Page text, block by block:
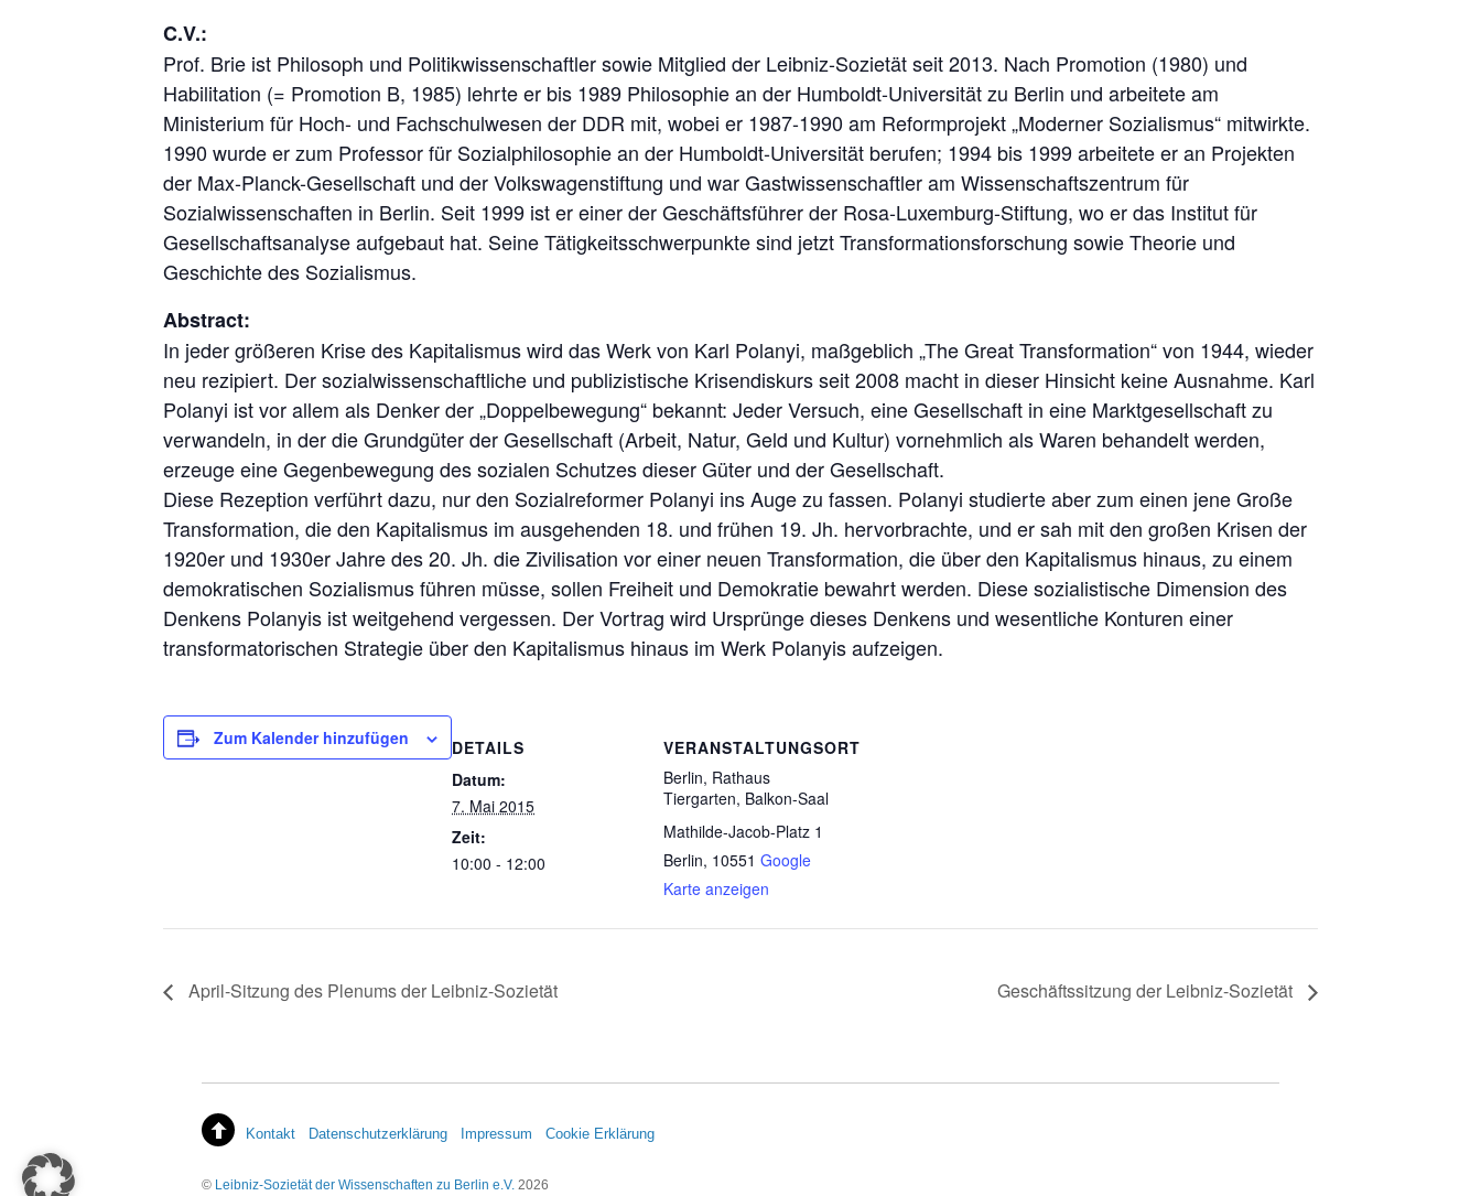
C.V.:
Prof. Brie ist Philosoph und Politikwissenschaftler sowie Mitglied der Leibniz-Sozietät seit 2013. Nach Promotion (1980) und
Habilitation (= Promotion B, 1985) lehrte er bis 1989 Philosophie an der Humboldt-Universität zu Berlin und arbeitete am
Ministerium für Hoch- und Fachschulwesen der DDR mit, wobei er 1987-1990 am Reformprojekt „Moderner Sozialismus“ mitwirkte.
1990 wurde er zum Professor für Sozialphilosophie an der Humboldt-Universität berufen; 1994 bis 1999 arbeitete er an Projekten
der Max-Planck-Gesellschaft und der Volkswagenstiftung und war Gastwissenschaftler am Wissenschaftszentrum für
Sozialwissenschaften in Berlin. Seit 1999 ist er einer der Geschäftsführer der Rosa-Luxemburg-Stiftung, wo er das Institut für
Gesellschaftsanalyse aufgebaut hat. Seine Tätigkeitsschwerpunkte sind jetzt Transformationsforschung sowie Theorie und
Geschichte des Sozialismus.
Abstract:
In jeder größeren Krise des Kapitalismus wird das Werk von Karl Polanyi, maßgeblich „The Great Transformation“ von 1944, wieder
neu rezipiert. Der sozialwissenschaftliche und publizistische Krisendiskurs seit 2008 macht in dieser Hinsicht keine Ausnahme. Karl
Polanyi ist vor allem als Denker der „Doppelbewegung“ bekannt: Jeder Versuch, eine Gesellschaft in eine Marktgesellschaft zu
verwandeln, in der die Grundgüter der Gesellschaft (Arbeit, Natur, Geld und Kultur) vornehmlich als Waren behandelt werden,
erzeuge eine Gegenbewegung des sozialen Schutzes dieser Güter und der Gesellschaft.
Diese Rezeption verführt dazu, nur den Sozialreformer Polanyi ins Auge zu fassen. Polanyi studierte aber zum einen jene Große
Transformation, die den Kapitalismus im ausgehenden 18. und frühen 19. Jh. hervorbrachte, und er sah mit den großen Krisen der
1920er und 1930er Jahre des 20. Jh. die Zivilisation vor einer neuen Transformation, die über den Kapitalismus hinaus, zu einem
demokratischen Sozialismus führen müsse, sollen Freiheit und Demokratie bewahrt werden. Diese sozialistische Dimension des
Denkens Polanyis ist weitgehend vergessen. Der Vortrag wird Ursprünge dieses Denkens und wesentliche Konturen einer
transformatorischen Strategie über den Kapitalismus hinaus im Werk Polanyis aufzeigen.
Zum Kalender hinzufügen
DETAILS
Datum:
7. Mai 2015
Zeit:
10:00 - 12:00
VERANSTALTUNGSORT
Berlin, Rathaus
Tiergarten, Balkon-Saal
Mathilde-Jacob-Platz 1
Berlin, 10551 Google
Karte anzeigen
April-Sitzung des Plenums der Leibniz-Sozietät Geschäftssitzung der Leibniz-Sozietät
Kontakt Datenschutzerklärung Impressum Cookie Erklärung
© Leibniz-Sozietät der Wissenschaften zu Berlin e.V. 2026